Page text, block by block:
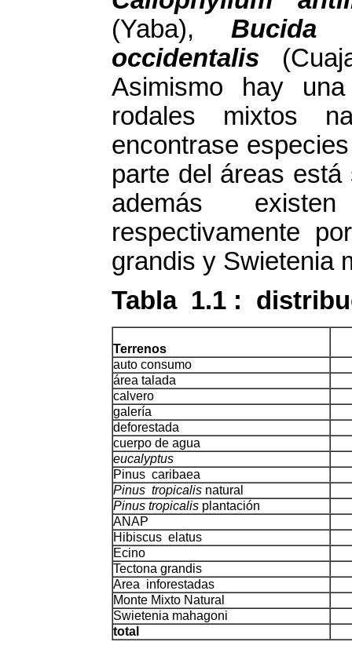
(Yaba), Bucida
occidentalis
Asimismo hay
rodales mixtos
encontrase
parte del áreas
además
respectivamente
grandis y Swietenia
Tabla 1.1 :
Terrenos
auto consumo
área talada
calvero
galería
deforestada
cuerpo de agua
eucalyptus
Pinus caribaea
Pinus tropicalis natural
Pinus tropicalis plantación
ANAP
Hibiscus elatus
Ecino
Tectona grandis
Area inforestadas
Monte Mixto Natural
Swietenia mahagoni
total